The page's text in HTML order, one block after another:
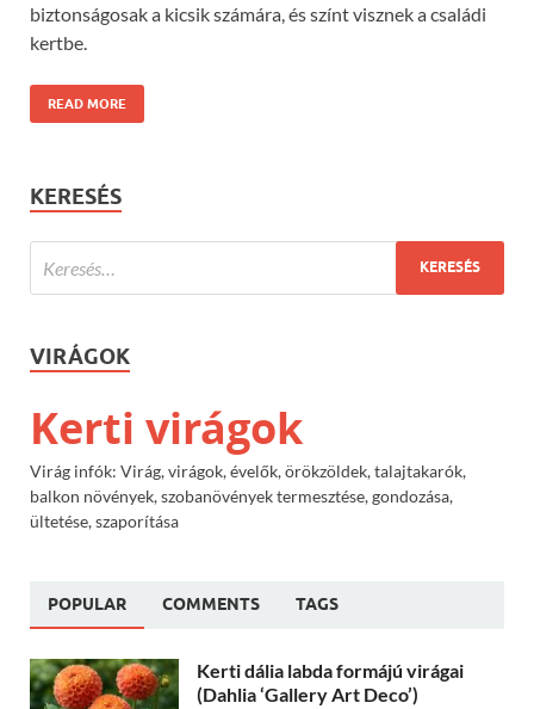
biztonságosak a kicsik számára, és színt visznek a családi
kertbe.
READ MORE
KERESÉS
VIRÁGOK
Kerti virágok
Virág infók: Virág, virágok, évelők, örökzöldek, talajtakarók,
balkon növények, szobanövények termesztése, gondozása,
ültetése, szaporítása
POPULAR COMMENTS TAGS
Kerti dália labda formájú virágai
(Dahlia ‘Gallery Art Deco’)